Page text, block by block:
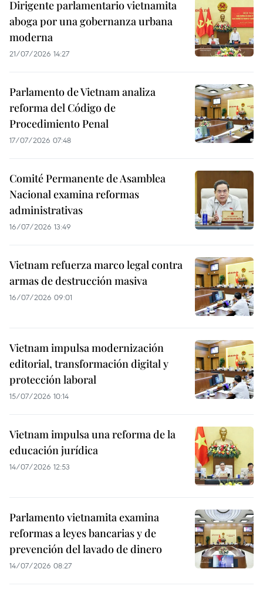
Dirigente parlamentario vietnamita
aboga por una gobernanza urbana
moderna
21/07/2026 14:27
Parlamento de Vietnam analiza
reforma del Código de
Procedimiento Penal
17/07/2026 07:48
Comité Permanente de Asamblea
Nacional examina reformas
administrativas
16/07/2026 13:49
Vietnam refuerza marco legal contra
armas de destrucción masiva
16/07/2026 09:01
Vietnam impulsa modernización
editorial, transformación digital y
protección laboral
15/07/2026 10:14
Vietnam impulsa una reforma de la
educación jurídica
14/07/2026 12:53
Parlamento vietnamita examina
reformas a leyes bancarias y de
prevención del lavado de dinero
14/07/2026 08:27